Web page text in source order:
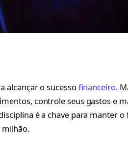
alcançar o sucessofinanceiro.
controle seus gastos e
é a chave para manter o